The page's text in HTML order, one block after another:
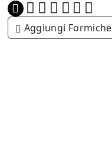
Aggiungi